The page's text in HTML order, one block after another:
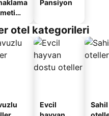
Pansiyon
otel kategorileri
Evcil
Sahil